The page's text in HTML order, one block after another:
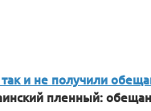
и не получили
пленный: